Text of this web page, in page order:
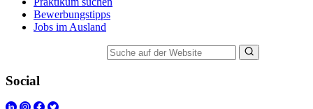
Bewerbungstipps
Jobs im Ausland
Social